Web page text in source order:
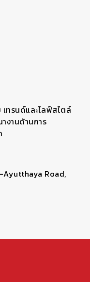
ทรนด์และไลฟ์สไตล์
งานด้านการ
Road,